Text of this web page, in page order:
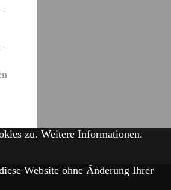
zu. Weitere Informationen.
Website ohne Änderung Ihrer